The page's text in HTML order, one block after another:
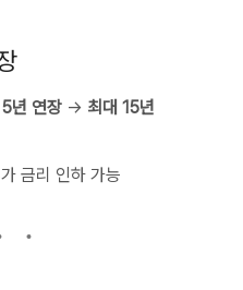
년 연장 → 최대 15년
금리 인하 가능